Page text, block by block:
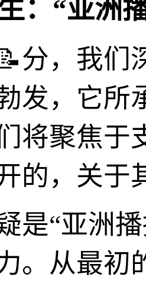
：“亚洲
分，我们
发，它所
将聚焦于
的，关于
是“亚洲
。从最初